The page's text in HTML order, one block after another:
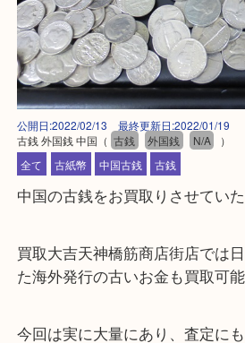
公開日:2022/02/13 最終更新日:2022/01/
古銭 外国銭 中国（ 古銭 外国銭 N/A
全て 古紙幣 中国古銭 古銭
中国の古銭をお買取りさせて